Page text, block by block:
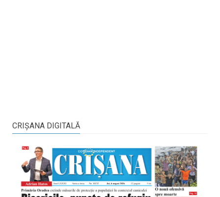
CRIŞANA DIGITALĂ